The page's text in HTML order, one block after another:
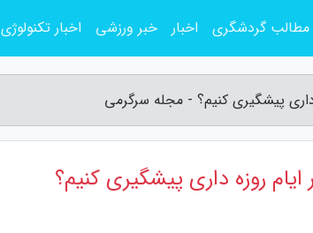
داری پیشگیری کنیم؟ - مجله سرگرمی
ایام روزه داری پیشگیری کنیم؟
مطالب گردشگری اخبار خبر ورزشی اخبار تکنولوژی